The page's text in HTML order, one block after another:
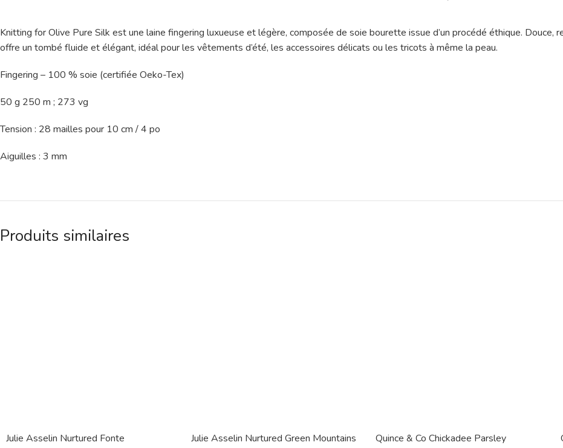
Knitting for Olive Pure Silk est une laine fingering luxueuse et légère, composée de soie bourette issue d’un procédé éthique.
offre un tombé fluide et élégant, idéal pour les vêtements d’été, les accessoires délicats ou les tricots à même la peau.
Fingering – 100 % soie (certifiée Oeko-Tex)
50 g 250 m ; 273 vg
Tension : 28 mailles pour 10 cm / 4 po
Aiguilles : 3 mm
Produits similaires
Julie Asselin Nurtured Fonte
Julie Asselin Nurtured Green Mountains
Quince & Co Chickadee Parsley